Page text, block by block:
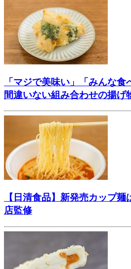
「マジで美味い」「みんな食
間違いない組み合わせの揚げ
【日清食品】新発売カップ
店監修